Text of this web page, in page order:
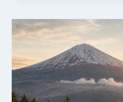
4 :
ETABLIR
UN
PLAN
D’ACTION